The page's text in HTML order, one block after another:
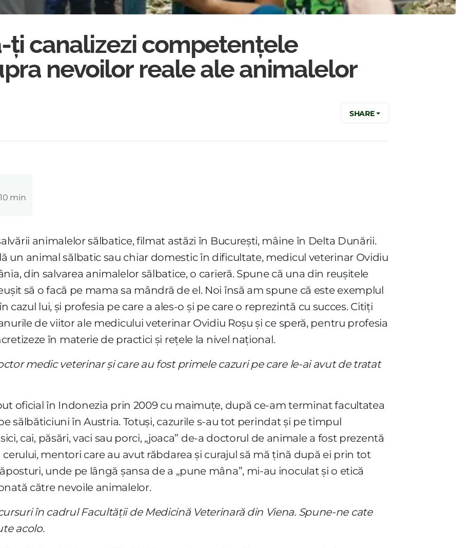
ți canalizezi competențele
nevoilor reale ale animalelor
SHARE
min
animalelor sălbatice, filmat astăzi în București, mâine în Delta Dunării.
un animal sălbatic sau chiar domestic în dificultate, medicul veterinar Ovidiu
din salvarea animalelor sălbatice, o carieră. Spune că una din reușitele
să o facă pe mama sa mândră de el. Noi însă am spune că este exemplul
cazul lui, și profesia pe care a ales-o și pe care o reprezintă cu succes. Citiți
de viitor ale medicului veterinar Ovidiu Roșu și ce speră, pentru profesia
în materie de practici și rețele la nivel național.
medic veterinar și care au fost primele cazuri pe care le-ai avut de tratat
oficial în Indonezia prin 2009 cu maimuțe, după ce-am terminat facultatea
sălbăticiuni în Austria. Totuși, cazurile s-au tot perindat și pe timpul
cai, păsări, vaci sau porci, „joaca” de-a doctorul de animale a fost prezentă
cerului, mentori care au avut răbdarea și curajul să mă țină după ei prin tot
unde pe lângă șansa de a „pune mâna”, mi-au inoculat și o etică
către nevoile animalelor.
în cadrul Facultății de Medicină Veterinară din Viena. Spune-ne cate
acolo.